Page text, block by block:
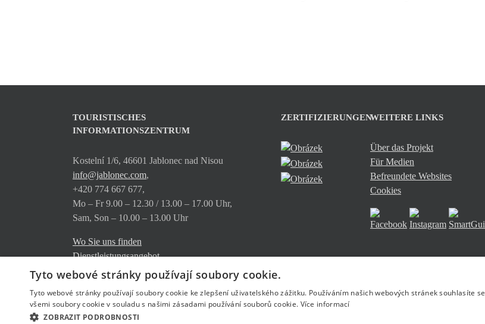
TOURISTISCHES
INFORMATIONSZENTRUM
Kostelní 1/6, 46601 Jablonec nad Nisou
info@jablonec.com,
+420 774 667 677,
Mo – Fr 9.00 – 12.30 / 13.00 – 17.00 Uhr,
Sam, Son – 10.00 – 13.00 Uhr
Wo Sie uns finden
Dienstleistungsangebot
Herunterladen
ZERTIFIZIERUNGENWEITERE LINKS
Über das Projekt
Für Medien
Befreundete Websites
Cookies
© Copyrightjablonec.com
Tyto webové stránky používají soubory cookie.
Tyto webové stránky používají soubory cookie ke zlepšení uživatelského zážitku. Používáním našich webových stránek souhlasíte se
všemi soubory cookie v souladu s našimi zásadami používání souborů cookie. Více informací
ZOBRAZIT PODROBNOSTI